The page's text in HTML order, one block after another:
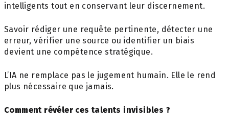
intelligents tout en conservant leur discernement.
Savoir rédiger une requête pertinente, détecter une
erreur, vérifier une source ou identifier un biais
devient une compétence stratégique.
L’IA ne remplace pas le jugement humain. Elle le rend
plus nécessaire que jamais.
Comment révéler ces talents invisibles ?